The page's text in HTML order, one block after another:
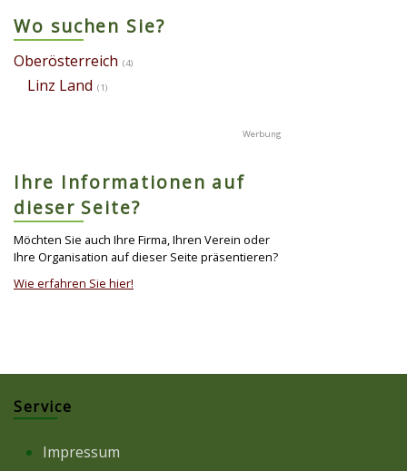
Wo suchen Sie?
Oberösterreich (4)
Linz Land (1)
Ihre Informationen auf
dieser Seite?
Möchten Sie auch Ihre Firma, Ihren Verein oder
Ihre Organisation auf dieser Seite präsentieren?
Wie erfahren Sie hier!
Service
Impressum